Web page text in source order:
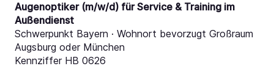
Augenoptiker (m/w/d) für Service & Training im
Außendienst
Schwerpunkt Bayern · Wohnort bevorzugt Großraum
Augsburg oder München
Kennziffer HB 0626